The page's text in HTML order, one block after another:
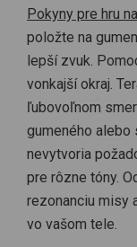
rezonanciu celého
Táto prirodzená
mysle. * Odchýlka do 2 Hz viac alebo menej sa považuje za
normálnu.
Pokyny pre hru
položte na
lepší zvuk.
vonkajší okraj.
ľubovoľnom
gumeného alebo
nevytvoria
pre rôzne tóny.
rezonanciu misy
vo vašom tele.